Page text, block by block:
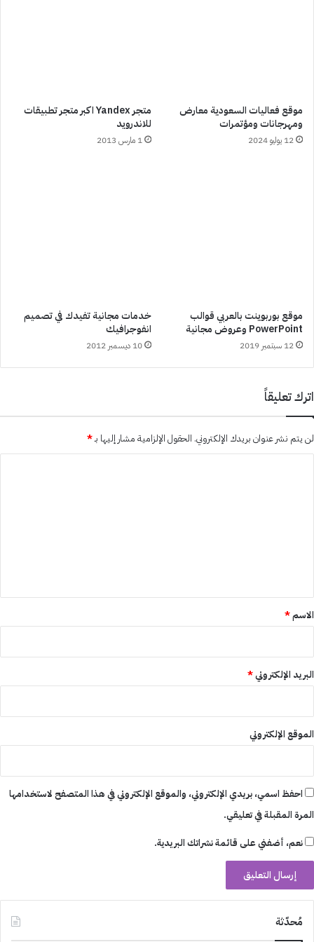
موقع فعاليات السعودية معارض
ومهرجانات ومؤتمرات
12 يوليو 2024
متجر Yandex اكبر متجر تطبيقات
للاندرويد
1 مارس 2013
موقع بوربوينت بالعربي قوالب
PowerPoint وعروض مجانية
12 سبتمبر 2019
خدمات مجانية تفيدك في تصميم
انفوجرافيك
10 ديسمبر 2012
اترك تعليقاً
لن يتم نشر عنوان بريدك الإلكتروني. الحقول الإلزامية مشار إليها بـ*
*
الاسم*
البريد الإلكتروني*
الموقع الإلكتروني
احفظ اسمي، بريدي الإلكتروني، والموقع الإلكتروني في هذا المتصفح لاستخدامها
المرة المقبلة في تعليقي.
نعم، أضفني على قائمة نشراتك البريدية.
مُحدّثة